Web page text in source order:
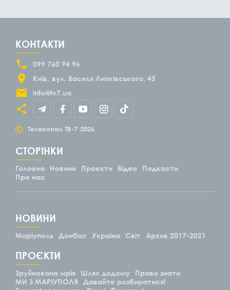
КОНТАКТИ
099 760 94 96
Київ
вул. Василя Липківського, 45
info@tv7.ua
© Телеканал ТВ-7 2026
СТОРІНКИ
Головна Новини Проєкти Відео
Подкасти
Про нас
НОВИНИ
Маріуполь Донбас Україна Світ Архив 2017-2021
ПРОЄКТИ
Зруйнована мрія Шлях додому
Право знати
МИ З МАРІУПОЛЯ
Давайте розбиратися!